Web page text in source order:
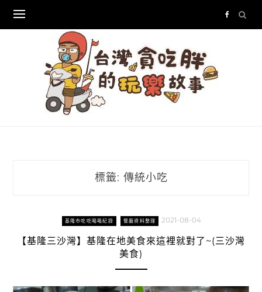
content
標籤: 傳統小吃
基隆市吃吃喝喝紀錄 餐廳資料整理 2021-08-04
【基隆三沙灣】基隆在地美食來這裡就對了~(三沙灣
美食)